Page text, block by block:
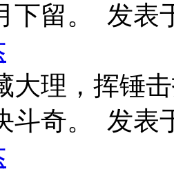
下留。 发表
大理，挥锤
斗奇。 发表